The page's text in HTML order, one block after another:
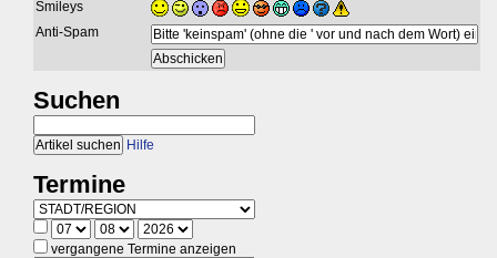
Smileys
Anti-Spam
Suchen
Hilfe
Termine
vergangene Termine anzeigen